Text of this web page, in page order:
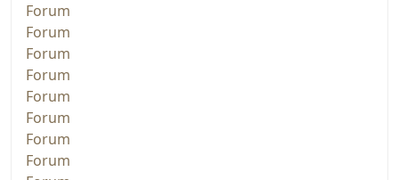
Forum
Forum
Forum
Forum
Forum
Forum
Forum
Forum